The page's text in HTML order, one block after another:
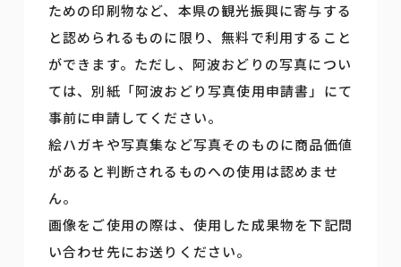
ための印刷物など、本県の観光振興に寄与する
と認められるものに限り、無料で利用すること
ができます。ただし、阿波おどりの写真につい
ては、別紙「阿波おどり写真使用申請書」にて
事前に申請してください。
絵ハガキや写真集など写真そのものに商品価値
があると判断されるものへの使用は認めませ
ん。
画像をご使用の際は、使用した成果物を下記問
い合わせ先にお送りください。